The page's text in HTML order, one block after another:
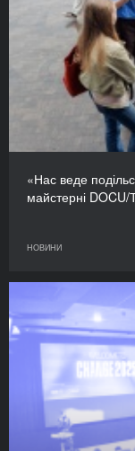
«Нас веде
майстерні
НОВИНИ